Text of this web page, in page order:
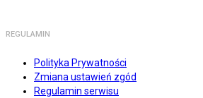
REGULAMIN
Polityka Prywatności
Zmiana ustawień zgód
Regulamin serwisu